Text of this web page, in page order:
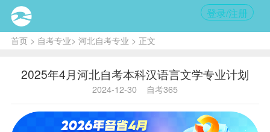
登录/注册
首页> 自考专业> 河北自考专业 > 正文
2025年4月河北自考本科汉语言文学专业计划
2024-12-30 自考365